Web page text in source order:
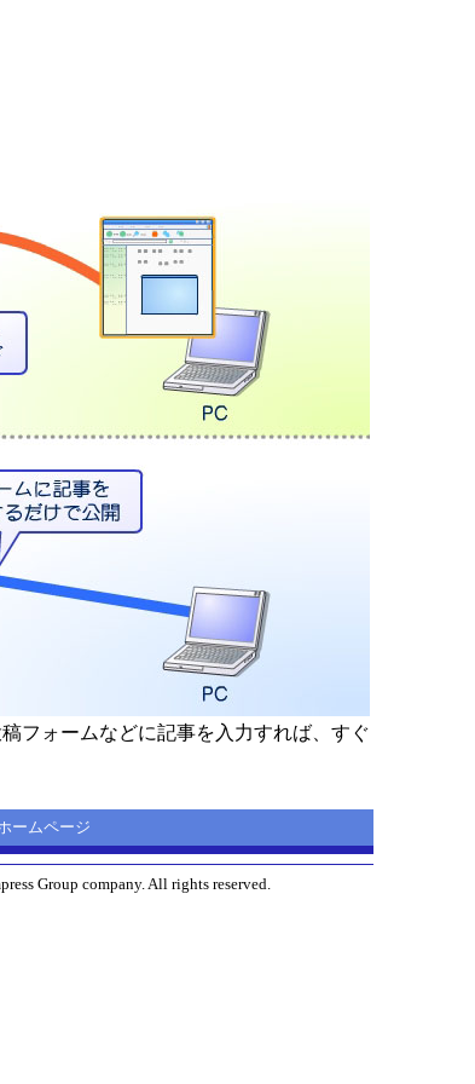
フォームなどに記事を入力すれば、すぐ
ームページ
Group company. All rights reserved.